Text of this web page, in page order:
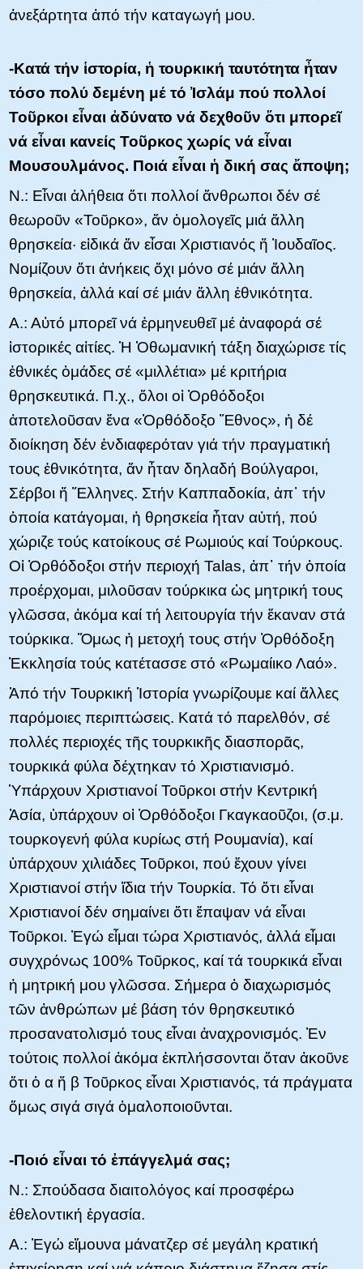
ἀνεξάρτητα ἀπό τήν καταγωγή μου.
-Κατά τήν ἱστορία, ἡ τουρκική ταυτότητα ἦταν
τόσο πολύ δεμένη μέ τό Ἰσλάμ πού πολλοί
Τοῦρκοι εἶναι ἀδύνατο νά δεχθοῦν ὅτι μπορεῖ
νά εἶναι κανείς Τοῦρκος χωρίς νά εἶναι
Μουσουλμάνος. Ποιά εἶναι ἡ δική σας ἄποψη;
Ν.: Εἶναι ἀλήθεια ὅτι πολλοί ἄνθρωποι δέν σέ
θεωροῦν «Τοῦρκο», ἄν ὁμολογεῖς μιά ἄλλη
θρησκεία· εἰδικά ἄν εἶσαι Χριστιανός ἤ Ἰουδαῖος.
Νομίζουν ὅτι ἀνήκεις ὄχι μόνο σέ μιάν ἄλλη
θρησκεία, ἀλλά καί σέ μιάν ἄλλη ἐθνικότητα.
Α.: Αὐτό μπορεῖ νά ἑρμηνευθεῖ μέ ἀναφορά σέ
ἱστορικές αἰτίες. Ἡ Ὁθωμανική τάξη διαχώρισε τίς
ἐθνικές ὁμάδες σέ «μιλλέτια» μέ κριτήρια
θρησκευτικά. Π.χ., ὅλοι οἱ Ὀρθόδοξοι
ἀποτελοῦσαν ἕνα «Ὀρθόδοξο Ἔθνος», ἡ δέ
διοίκηση δέν ἐνδιαφερόταν γιά τήν πραγματική
τους ἐθνικότητα, ἄν ἦταν δηλαδή Βούλγαροι,
Σέρβοι ἤ Ἕλληνες. Στήν Καππαδοκία, ἀπ᾿ τήν
ὁποία κατάγομαι, ἡ θρησκεία ἦταν αὐτή, πού
χώριζε τούς κατοίκους σέ Ρωμιούς καί Τούρκους.
Οἱ Ὀρθόδοξοι στήν περιοχή Talas, ἀπ᾿ τήν ὁποία
προέρχομαι, μιλοῦσαν τούρκικα ὡς μητρική τους
γλῶσσα, ἀκόμα καί τή λειτουργία τήν ἔκαναν στά
τούρκικα. Ὅμως ἡ μετοχή τους στήν Ὀρθόδοξη
Ἐκκλησία τούς κατέτασσε στό «Ρωμαίικο Λαό».
Ἀπό τήν Τουρκική Ἱστορία γνωρίζουμε καί ἄλλες
παρόμοιες περιπτώσεις. Κατά τό παρελθόν, σέ
πολλές περιοχές τῆς τουρκικῆς διασπορᾶς,
τουρκικά φύλα δέχτηκαν τό Χριστιανισμό.
Ὑπάρχουν Χριστιανοί Τοῦρκοι στήν Κεντρική
Ἀσία, ὑπάρχουν οἱ Ὀρθόδοξοι Γκαγκαοῦζοι, (σ.μ.
τουρκογενή φύλα κυρίως στή Ρουμανία), καί
ὑπάρχουν χιλιάδες Τοῦρκοι, πού ἔχουν γίνει
Χριστιανοί στήν ἴδια τήν Τουρκία. Τό ὅτι εἶναι
Χριστιανοί δέν σημαίνει ὅτι ἔπαψαν νά εἶναι
Τοῦρκοι. Ἐγώ εἶμαι τώρα Χριστιανός, ἀλλά εἶμαι
συγχρόνως 100% Τοῦρκος, καί τά τουρκικά εἶναι
ἡ μητρική μου γλῶσσα. Σήμερα ὁ διαχωρισμός
τῶν ἀνθρώπων μέ βάση τόν θρησκευτικό
προσανατολισμό τους εἶναι ἀναχρονισμός. Ἐν
τούτοις πολλοί ἀκόμα ἐκπλήσσονται ὅταν ἀκοῦνε
ὅτι ὁ α ἤ β Τοῦρκος εἶναι Χριστιανός, τά πράγματα
ὅμως σιγά σιγά ὁμαλοποιοῦνται.
-Ποιό εἶναι τό ἐπάγγελμά σας;
Ν.: Σπούδασα διαιτολόγος καί προσφέρω
ἐθελοντική ἐργασία.
Α.: Ἐγώ εἴμουνα μάνατζερ σέ μεγάλη κρατική